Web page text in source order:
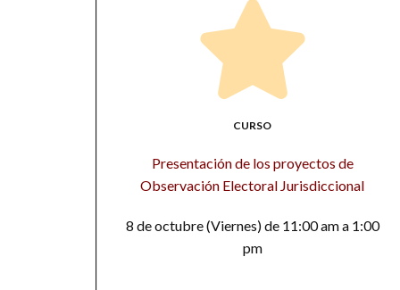
CURSO
Presentación de los proyectos de
Observación Electoral Jurisdiccional
8 de octubre (Viernes) de 11:00 am a 1:00
pm